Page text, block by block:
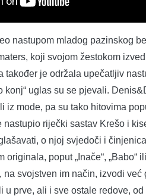
nastupom mladog pazinskog
koji svojom žestokom
također je održala upečatljiv
konj“ uglas su se pjevali.
iz mode, pa su tako hitovima
riječki sastav Krešo i
o njoj svjedoči i
originala, poput „Inače“,
na svojstven im način, izvodi
u prve, ali i sve ostale redove,